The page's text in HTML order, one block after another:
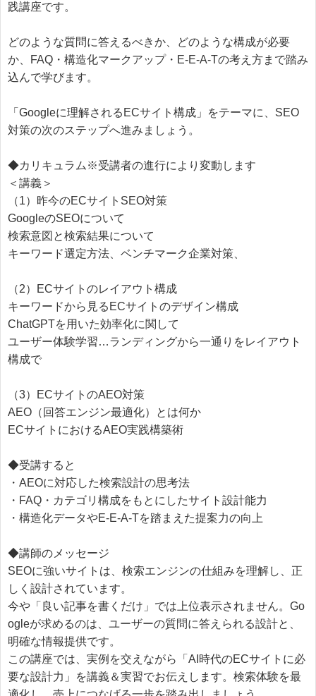
践講座です。
どのような質問に答えるべきか、どのような構成が必要
か、FAQ・構造化マークアップ・E-E-A-Tの考え方まで踏み
込んで学びます。
「Googleに理解されるECサイト構成」をテーマに、SEO
対策の次のステップへ進みましょう。
◆カリキュラム※受講者の進行により変動します
＜講義＞
（1）昨今のECサイトSEO対策
GoogleのSEOについて
検索意図と検索結果について
キーワード選定方法、ベンチマーク企業対策、
（2）ECサイトのレイアウト構成
キーワードから見るECサイトのデザイン構成
ChatGPTを用いた効率化に関して
ユーザー体験学習…ランディングから一通りをレイアウト
構成で
（3）ECサイトのAEO対策
AEO（回答エンジン最適化）とは何か
ECサイトにおけるAEO実践構築術
◆受講すると
・AEOに対応した検索設計の思考法
・FAQ・カテゴリ構成をもとにしたサイト設計能力
・構造化データやE-E-A-Tを踏まえた提案力の向上
◆講師のメッセージ
SEOに強いサイトは、検索エンジンの仕組みを理解し、正
しく設計されています。
今や「良い記事を書くだけ」では上位表示されません。Go
ogleが求めるのは、ユーザーの質問に答えられる設計と、
明確な情報提供です。
この講座では、実例を交えながら「AI時代のECサイトに必
要な設計力」を講義＆実習でお伝えします。検索体験を最